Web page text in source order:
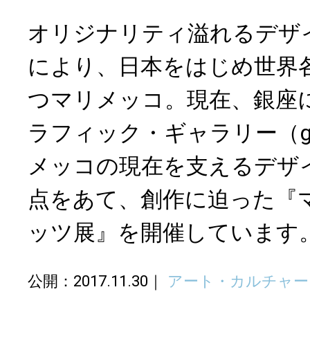
オリジナリティ溢れるデ
により、日本をはじめ世界
つマリメッコ。現在、銀座
ラフィック・ギャラリー（
メッコの現在を支えるデザ
点をあて、創作に迫った『
ッツ展』を開催しています
公開：2017.11.30 アート・カルチャー